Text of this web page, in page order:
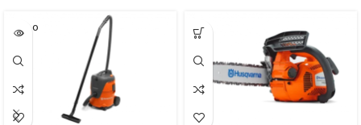
SOLD O
UT